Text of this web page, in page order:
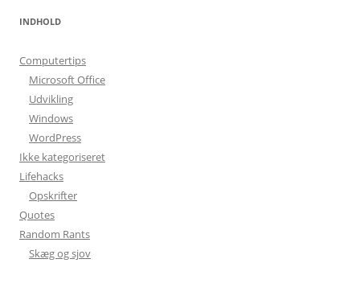
INDHOLD
Computertips
Microsoft Office
Udvikling
Windows
WordPress
Ikke kategoriseret
Lifehacks
Opskrifter
Quotes
Random Rants
Skæg og sjov